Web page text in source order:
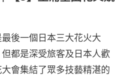
後一個日本三大花火大
都是深受旅客及日本人歡
會集結了眾多技藝精湛的